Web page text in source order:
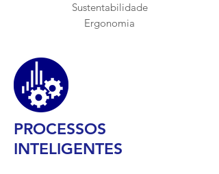
Sustentabilidade
Ergonomia
PROCESSOS
INTELIGENTES